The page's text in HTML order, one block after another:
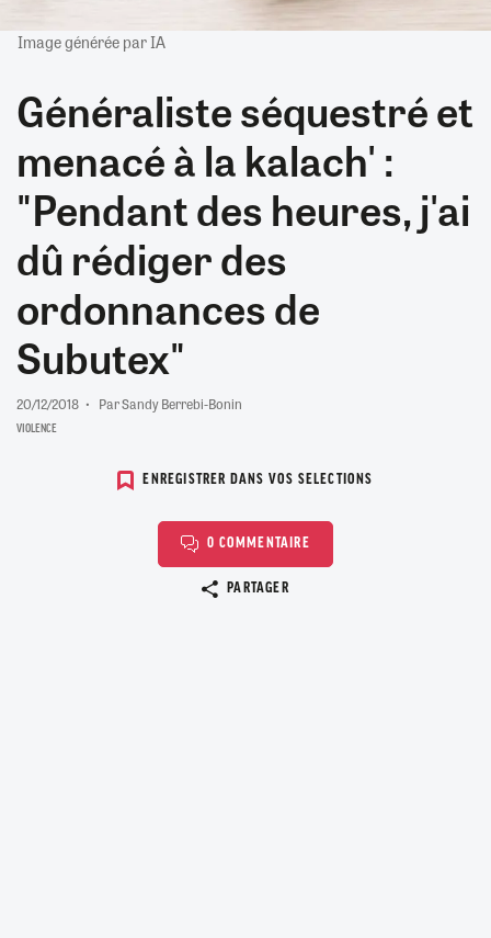
Image générée par IA
Généraliste séquestré et
menacé à la kalach' :
"Pendant des heures, j'ai
dû rédiger des
ordonnances de
Subutex"
20/12/2018 Par Sandy Berrebi-Bonin
VIOLENCE
ENREGISTRER DANS VOS SELECTIONS
0 COMMENTAIRE
PARTAGER